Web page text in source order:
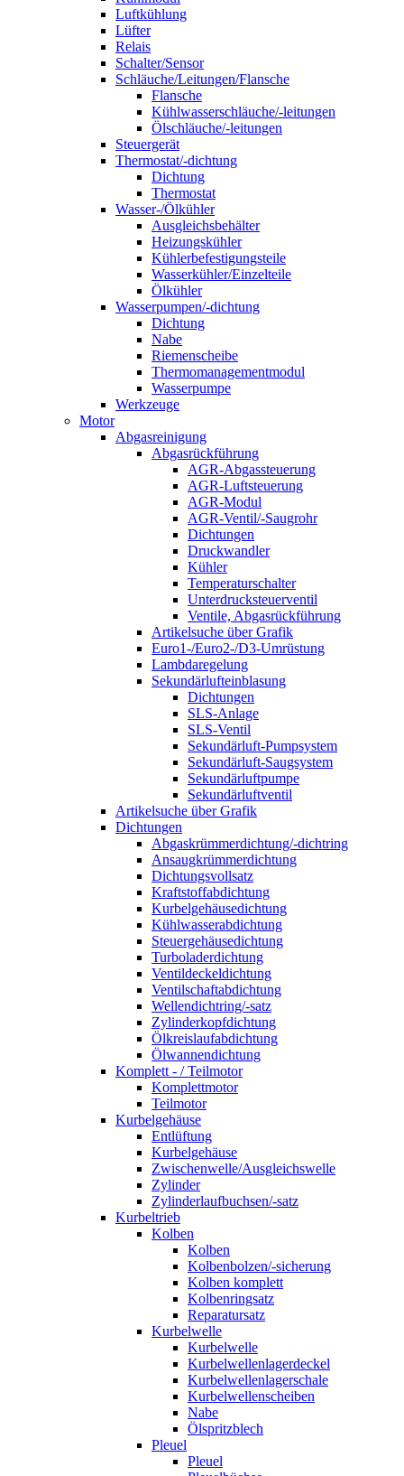
Luftkühlung
Lüfter
Relais
Schalter/Sensor
Schläuche/Leitungen/Flansche
Flansche
Kühlwasserschläuche/-leitungen
Ölschläuche/-leitungen
Steuergerät
Thermostat/-dichtung
Dichtung
Thermostat
Wasser-/Ölkühler
Ausgleichsbehälter
Heizungskühler
Kühlerbefestigungsteile
Wasserkühler/Einzelteile
Ölkühler
Wasserpumpen/-dichtung
Dichtung
Nabe
Riemenscheibe
Thermomanagementmodul
Wasserpumpe
Werkzeuge
Motor
Abgasreinigung
Abgasrückführung
AGR-Abgassteuerung
AGR-Luftsteuerung
AGR-Modul
AGR-Ventil/-Saugrohr
Dichtungen
Druckwandler
Kühler
Temperaturschalter
Unterdrucksteuerventil
Ventile, Abgasrückführung
Artikelsuche über Grafik
Euro1-/Euro2-/D3-Umrüstung
Lambdaregelung
Sekundärlufteinblasung
Dichtungen
SLS-Anlage
SLS-Ventil
Sekundärluft-Pumpsystem
Sekundärluft-Saugsystem
Sekundärluftpumpe
Sekundärluftventil
Artikelsuche über Grafik
Dichtungen
Abgaskrümmerdichtung/-dichtring
Ansaugkrümmerdichtung
Dichtungsvollsatz
Kraftstoffabdichtung
Kurbelgehäusedichtung
Kühlwasserabdichtung
Steuergehäusedichtung
Turboladerdichtung
Ventildeckeldichtung
Ventilschaftabdichtung
Wellendichtring/-satz
Zylinderkopfdichtung
Ölkreislaufabdichtung
Ölwannendichtung
Komplett - / Teilmotor
Komplettmotor
Teilmotor
Kurbelgehäuse
Entlüftung
Kurbelgehäuse
Zwischenwelle/Ausgleichswelle
Zylinder
Zylinderlaufbuchsen/-satz
Kurbeltrieb
Kolben
Kolben
Kolbenbolzen/-sicherung
Kolben komplett
Kolbenringsatz
Reparatursatz
Kurbelwelle
Kurbelwelle
Kurbelwellenlagerdeckel
Kurbelwellenlagerschale
Kurbelwellenscheiben
Nabe
Ölspritzblech
Pleuel
Pleuel